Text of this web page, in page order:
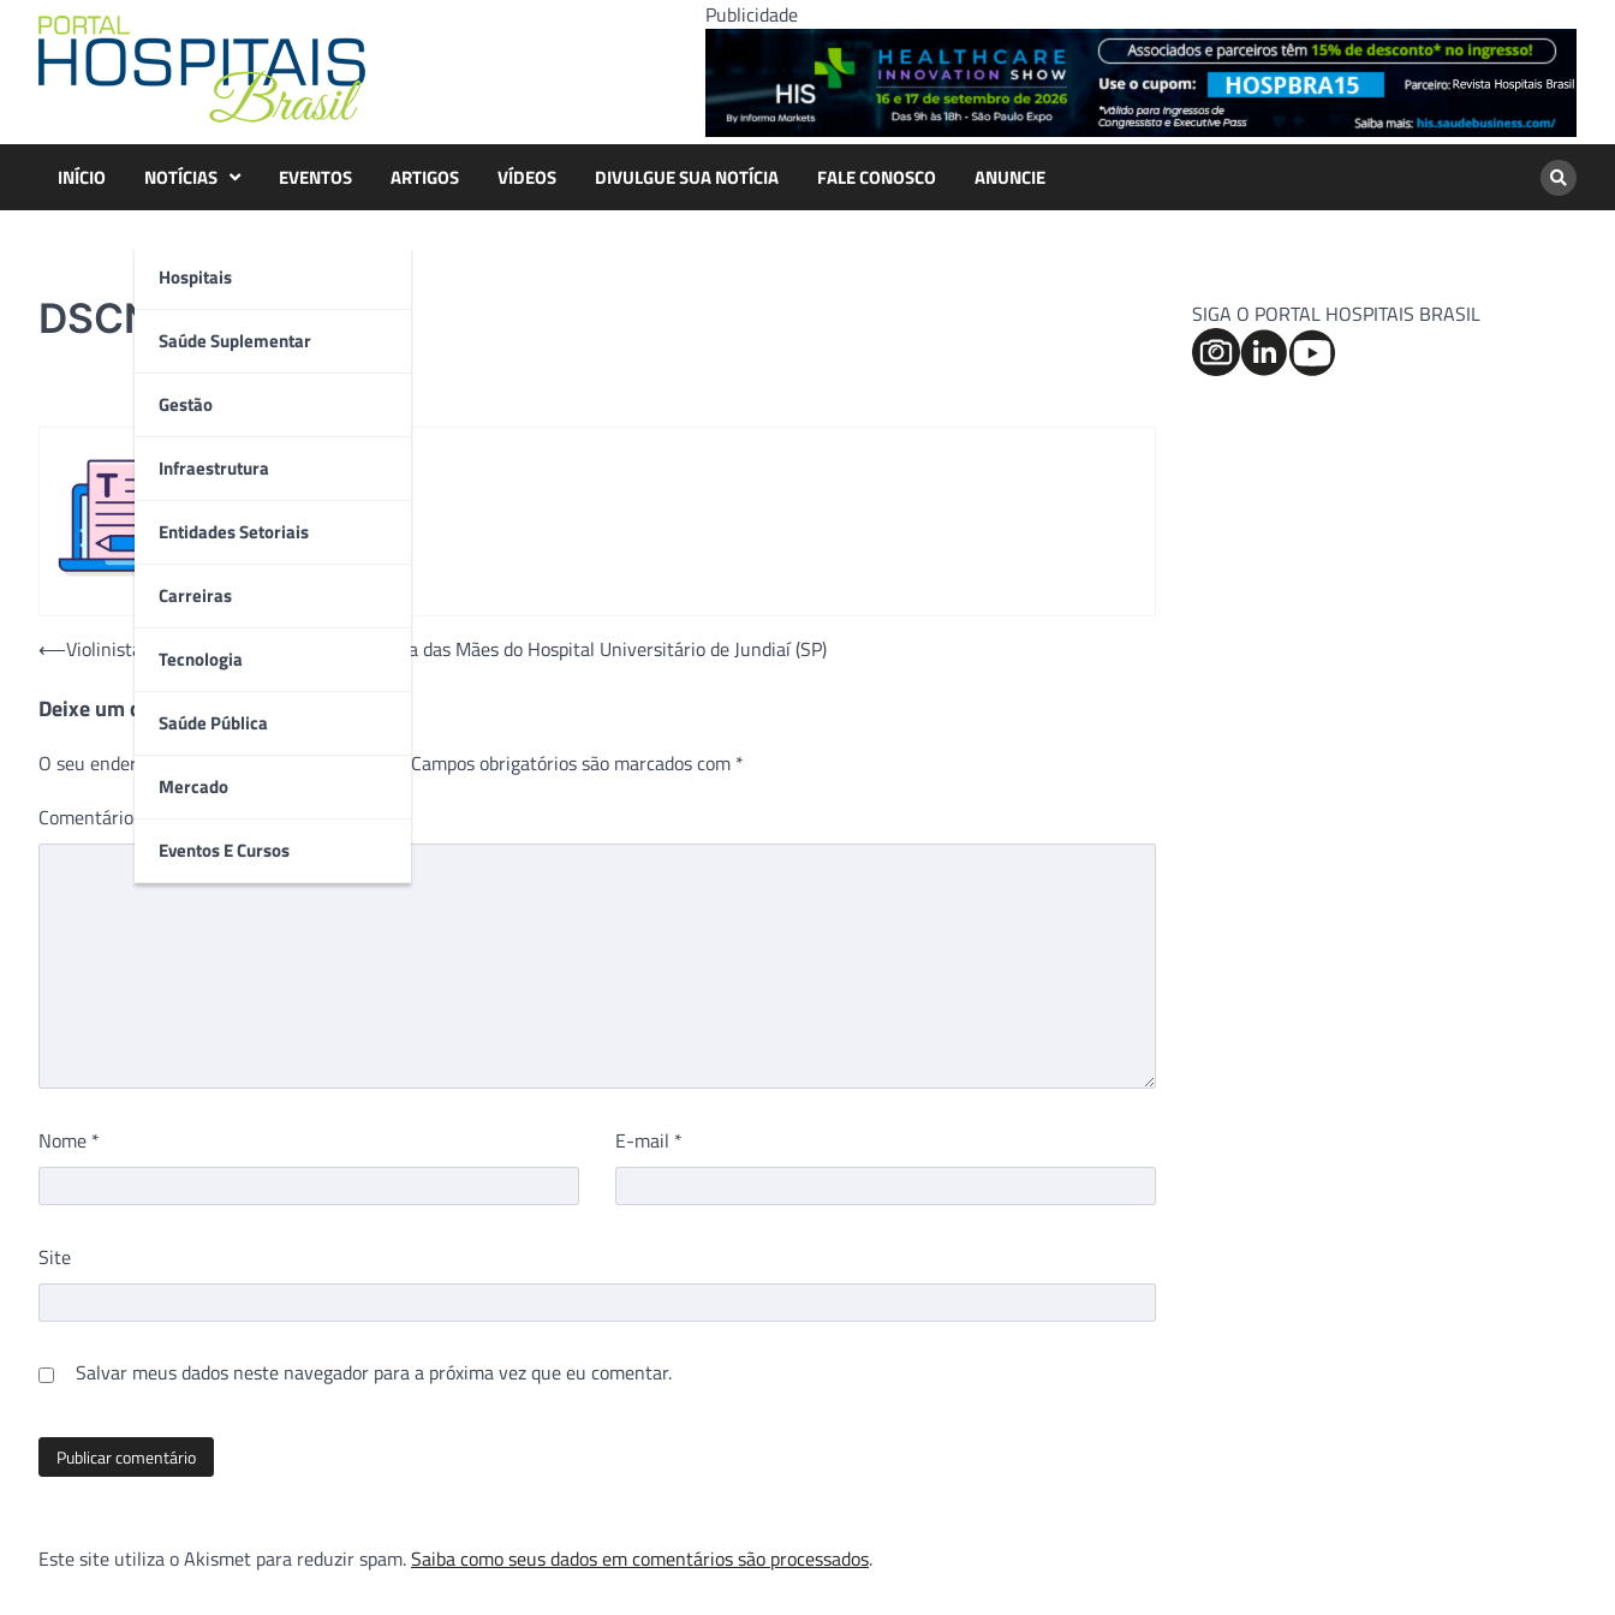
content
Publicidade
INÍCIO NOTÍCIAS
Hospitais
Saúde Suplementar
Gestão
Infraestrutura
Entidades Setoriais
Carreiras
Tecnologia
Saúde Pública
Mercado
Eventos E Cursos
EVENTOS ARTIGOS VÍDEOS DIVULGUE SUA NOTÍCIA FALE CONOSCO ANUNCIE
DSCN3434
Navegação
Post
⟵Violinista dá inicio as comemorações do Dia das Mães do Hospital Universitário de Jundiaí (SP)
Deixe um comentário
O seu endereço de e-mail não será publicado. Campos obrigatórios são marcados com *
Comentário
Nome * E-mail *
Site
Salvar meus dados neste navegador para a próxima vez que eu comentar.
Este site utiliza o Akismet para reduzir spam.Saiba como seus dados em comentários são processados.
SIGA O PORTAL HOSPITAIS BRASIL